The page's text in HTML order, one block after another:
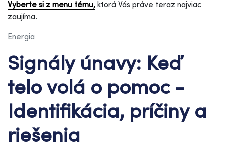
Vyberte si z menu tému, ktorá Vás práve teraz najviac
zaujíma.
Energia
Signály únavy: Keď
telo volá o pomoc -
Identifikácia, príčiny a
riešenia